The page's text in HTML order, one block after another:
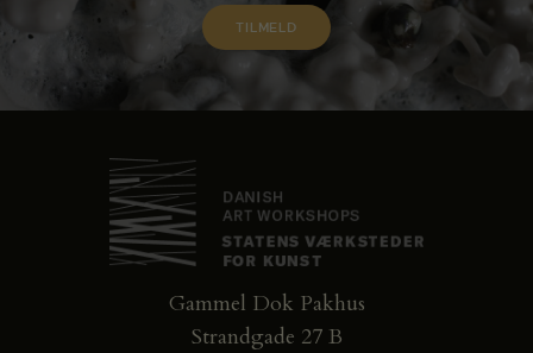
Gammel Dok Pakhus
Strandgade 27 B